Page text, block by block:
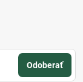
Odoberať